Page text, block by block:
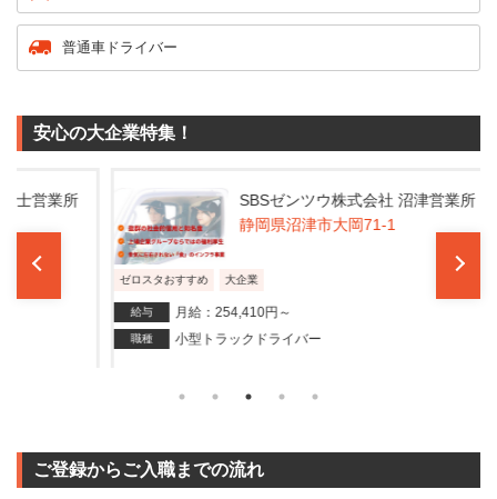
普通車ドライバー
安心の大企業特集！
所
SBSゼンツウ株式会社 沼津営業所
静岡県沼津市大岡71-1
ゼロスタおすすめ 大企業
月給：254,410円～
小型トラックドライバー
ご登録からご入職までの流れ